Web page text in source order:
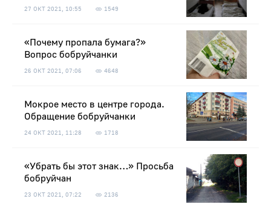
27 ОКТ 2021, 10:55 1549
«Почему пропала бумага?»
Вопрос бобруйчанки
26 ОКТ 2021, 07:06 4648
Мокрое место в центре города.
Обращение бобруйчанки
24 ОКТ 2021, 11:28 1718
«Убрать бы этот знак…» Просьба
бобруйчан
23 ОКТ 2021, 07:22 2136